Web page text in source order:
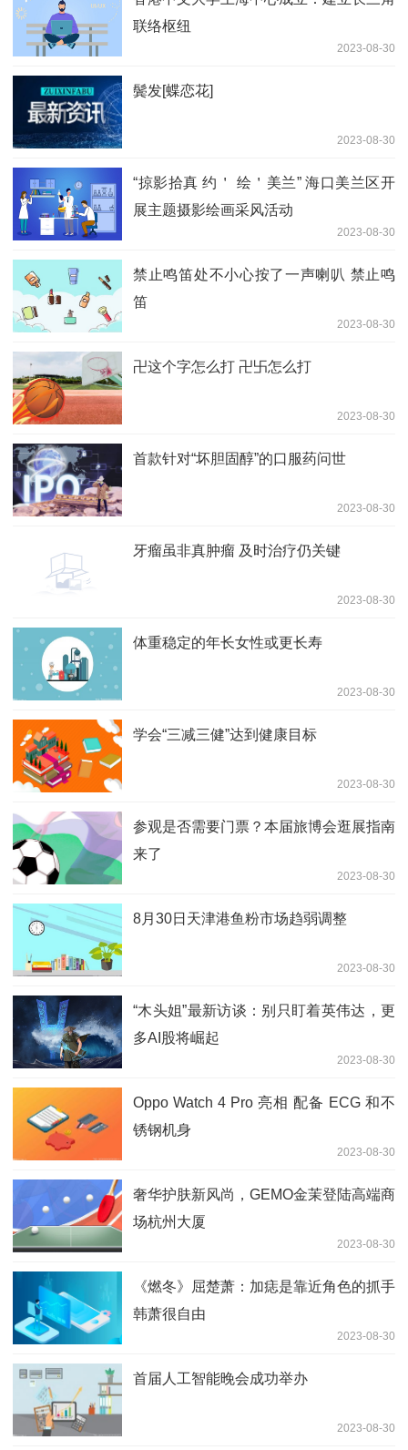
联络枢纽
2023-08-30
鬓发[蝶恋花]
2023-08-30
“掠影拾真 约＇ 绘＇美兰” 海口美兰区开
展主题摄影绘画采风活动
2023-08-30
禁止鸣笛处不小心按了一声喇叭 禁止鸣
笛
2023-08-30
卍这个字怎么打 卍卐怎么打
2023-08-30
首款针对“坏胆固醇”的口服药问世
2023-08-30
牙瘤虽非真肿瘤 及时治疗仍关键
2023-08-30
体重稳定的年长女性或更长寿
2023-08-30
学会“三减三健”达到健康目标
2023-08-30
参观是否需要门票？本届旅博会逛展指南
来了
2023-08-30
8月30日天津港鱼粉市场趋弱调整
2023-08-30
“木头姐”最新访谈：别只盯着英伟达，更
多AI股将崛起
2023-08-30
Oppo Watch 4 Pro 亮相 配备 ECG 和不
锈钢机身
2023-08-30
奢华护肤新风尚，GEMO金茉登陆高端商
场杭州大厦
2023-08-30
《燃冬》屈楚萧：加痣是靠近角色的抓手
韩萧很自由
2023-08-30
首届人工智能晚会成功举办
2023-08-30